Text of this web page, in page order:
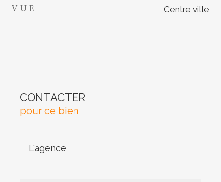
VUE Centre ville
CONTACTER
pour ce bien
L'agence